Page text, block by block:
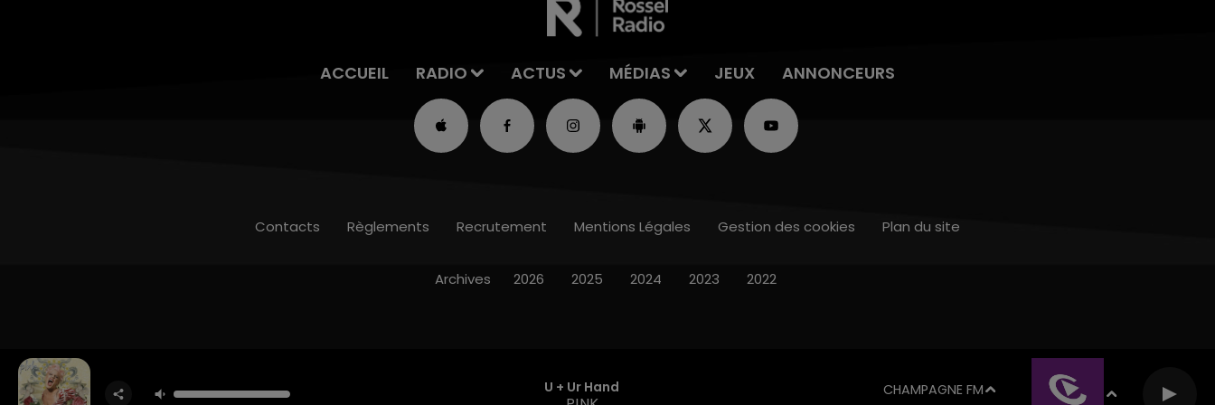
ACCUEIL RADIO ACTUS MÉDIAS JEUX ANNONCEURS
U + Ur Hand CHAMPAGNE FM
Contacts Règlements Recrutement Mentions Légales Gestion des cookies Plan du site
Archives 2026 2025 2024 2023 2022